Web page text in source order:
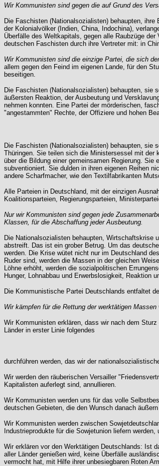
Wir Kommunisten sind gegen die auf Grund des
Die Faschisten (Nationalsozialisten) behaupten,
der Kolonialvölker (Indien, China, Indochina),
Überfälle des Weltkapitals, gegen alle Raubzüge
deutschen Faschisten durch ihre Vertreter mit: in
Wir Kommunisten sind die einzige Partei, die sich
allem gegen den Feind im eigenen Lande, für den
beseitigen.
Die Faschisten (Nationalsozialisten) behaupten, sie
äußersten Reaktion, der Ausbeutung und
nehmen konnten. Eine Partei der mörderischen,
"angestammten" Rechte, der Offiziere und hohen
Die Faschisten (Nationalsozialisten) behaupten, sie
Thüringen. Sie teilen sich die Ministersessel mit der
über die Bildung einer gemeinsamen Regierung.
subventioniert. Sie dulden in ihren eigenen Reihen
andere Scharfmacher, wie den Textilfabrikanten
Alle Parteien in Deutschland, mit der einzigen
Koalitionsparteien, Regierungsparteien,
Nur wir Kommunisten sind gegen jede
Klassen, für die Abschaffung jeder Ausbeutung.
Die Nationalsozialisten behaupten, Wirtschaftskrise
abstreift. Das ist ein grober Betrug. Um das
werden. Die Krise wütet nicht nur im Deutschland
Ruder sind, werden die Massen in der gleichen
Löhne erhöht, werden die sozialpolitischen
Hunger, Lohnabbau und Erwerbslosigkeit, Reaktion
Die Kommunistische Partei Deutschlands entfaltet
Wir kämpfen für die Rettung der werktätigen Massen
Wir Kommunisten erklären, dass wir nach dem
Länder in erster Linie folgendes
durchführen werden, das wir der
Wir werden den räuberischen Versailler
Kapitalisten auferlegt sind, annullieren.
Wir Kommunisten werden uns für das volle
deutschen Gebieten, die den Wunsch danach
Wir Kommunisten werden zwischen
Industrieprodukte für die Sowjetunion liefern
Wir erklären vor den Werktätigen Deutschlands: Ist
aller Länder genießen wird, keine Überfälle
vermocht hat, mit Hilfe ihrer unbesiegbaren Roten